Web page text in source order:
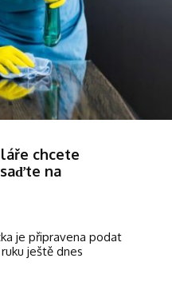
chcete
na
je připravena podat
ještě dnes